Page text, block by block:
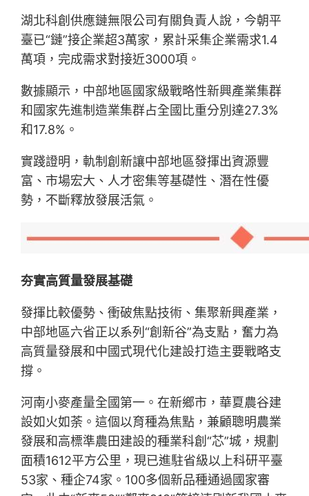
湖北科創供應鏈無限公司有關負責人說，今朝平
臺已“鏈”接企業超3萬家，累計采集企業需求1.4
萬項，完成需求對接近3000項。
數據顯示，中部地區國家級戰略性新興產業集群
和國家先進制造業集群占全國比重分別達27.3%
和17.8%。
實踐證明，軌制創新讓中部地區發揮出資源豐
富、市場宏大、人才密集等基礎性、潛在性優
勢，不斷釋放發展活氣。
夯實高質量發展基礎
發揮比較優勢、衝破焦點技術、集聚新興產業，
中部地區六省正以系列“創新谷”為支點，奮力為
高質量發展和中國式現代化建設打造主要戰略支
撐。
河南小麥產量全國第一。在新鄉市，華夏農谷建
設如火如荼。這個以育種為焦點，兼顧聰明農業
發展和高標準農田建設的種業科創“芯”城，規劃
面積1612平方公里，現已進駐省級以上科研平臺
53家、種企74家。100多個新品種通過國家審